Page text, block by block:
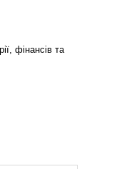
фінансів та